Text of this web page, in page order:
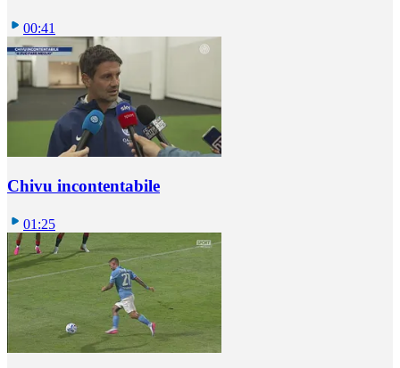
00:41
Chivu incontentabile
01:25